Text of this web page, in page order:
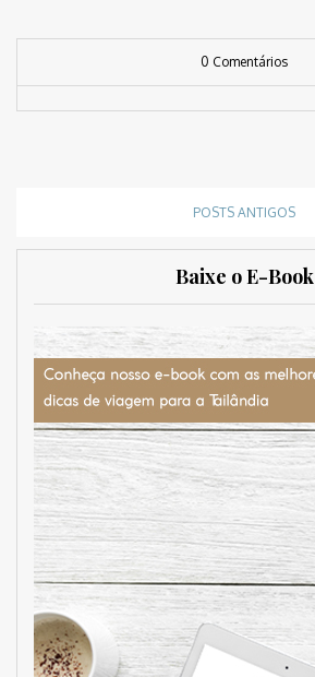
0 Comentários
POSTS ANTIGOS
Baixe o E-Book